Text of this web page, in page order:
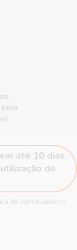
até 10 dias
do
de cancelamento